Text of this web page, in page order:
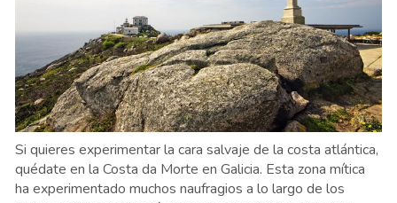
Si quieres experimentar la cara salvaje de la costa atlántica,
quédate en la Costa da Morte en Galicia. Esta zona mítica
ha experimentado muchos naufragios a lo largo de los